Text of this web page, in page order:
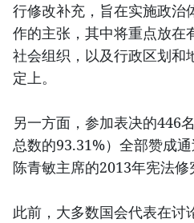
行修改补充，旨在实施政治
作的主张，其中将重点放在
社会组织，以及行政区划和
定上。
另一方面，参加表决的446
总数的93.31%）全部赞成
陈青敏主席的2013年宪法修
此前，大多数国会代表在讨